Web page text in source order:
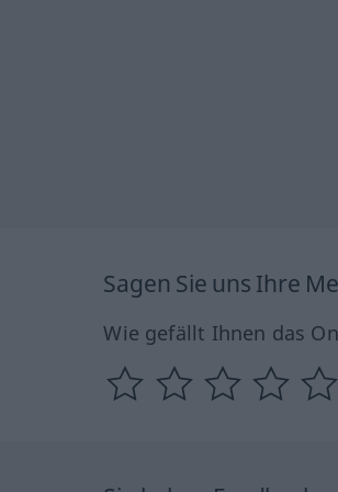
Sagen Sie uns Ihre
Wie gefällt Ihnen das